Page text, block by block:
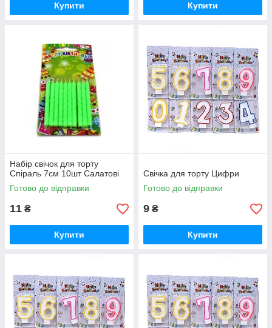
Купити Купити
Набір свічок для торту
Спіраль 7см 10шт Салатові
Готово до відправки
11 ₴
Купити
Свічка для торту Цифри
Готово до відправки
9 ₴
Купити